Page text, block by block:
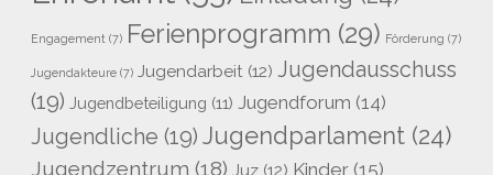
Engagement (7) Ferienprogramm (29) Förderung (7)
Jugendakteure (7) Jugendarbeit (12) Jugendausschuss
(19) Jugendbeteiligung (11) Jugendforum (14)
Jugendliche (19) Jugendparlament (24)
Jugendzentrum (18) Juz (12) Kinder (15)